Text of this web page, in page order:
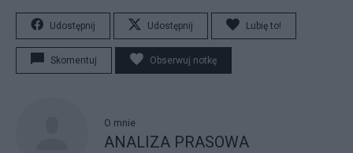
Udostępnij Udostępnij Lubię to!
Skomentuj Obserwuj notkę
O mnie
ANALIZA PRASOWA